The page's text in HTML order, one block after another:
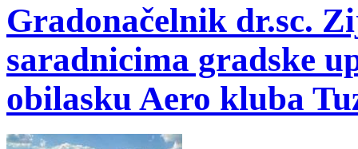
Gradonačelnik dr.sc.
saradnicima gradske
obilasku Aero kluba